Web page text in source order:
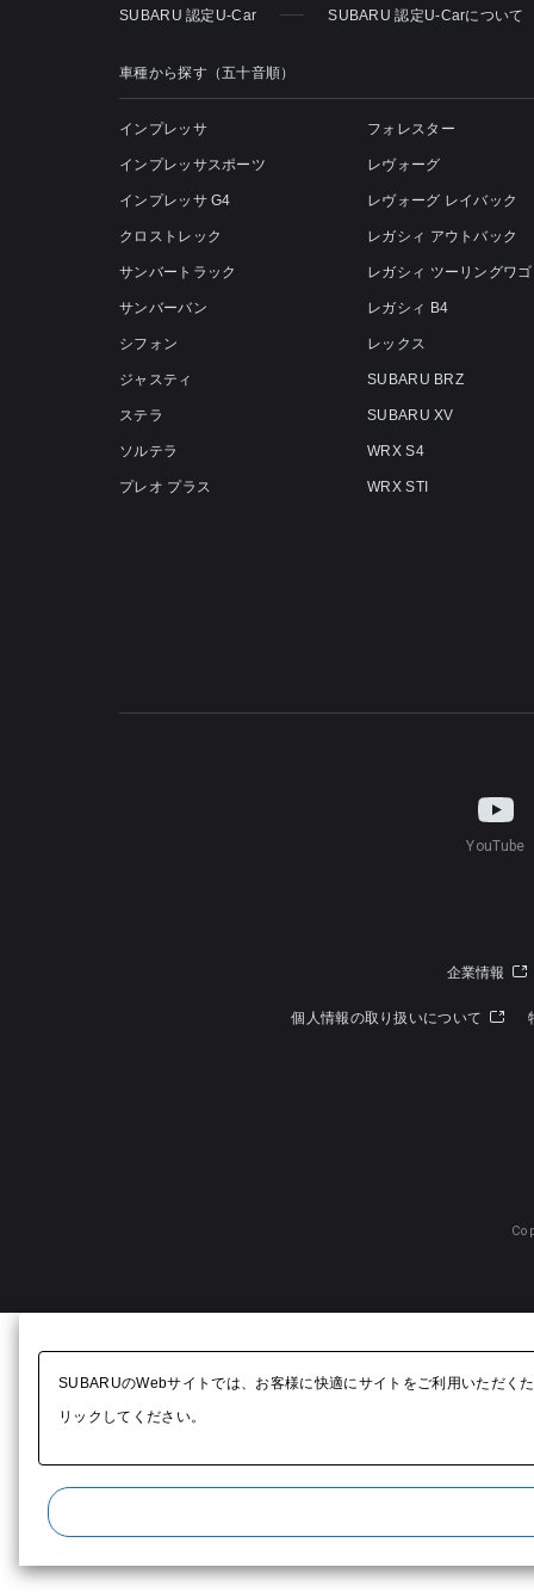
SUBARU 認定U-Car SUBARU 認定U-Carについて
車種から探す（五十音順）
インプレッサ
インプレッサスポーツ
インプレッサ G4
クロストレック
サンバートラック
サンバーバン
シフォン
ジャスティ
ステラ
ソルテラ
プレオ プラス
フォレスター
レヴォーグ
レヴォーグ レイバック
レガシィ アウトバック
レガシィ ツーリングワ
レガシィ B4
レックス
SUBARU BRZ
SUBARU XV
WRX S4
WRX STI
YouTube
企業情報
個人情報の取り扱いについて
SUBARUのWebサイトでは、お客様に快適にサイトをご利用いただく
リックしてください。​